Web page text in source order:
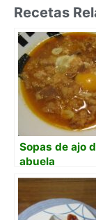
Recetas
Sopas de ajo
abuela